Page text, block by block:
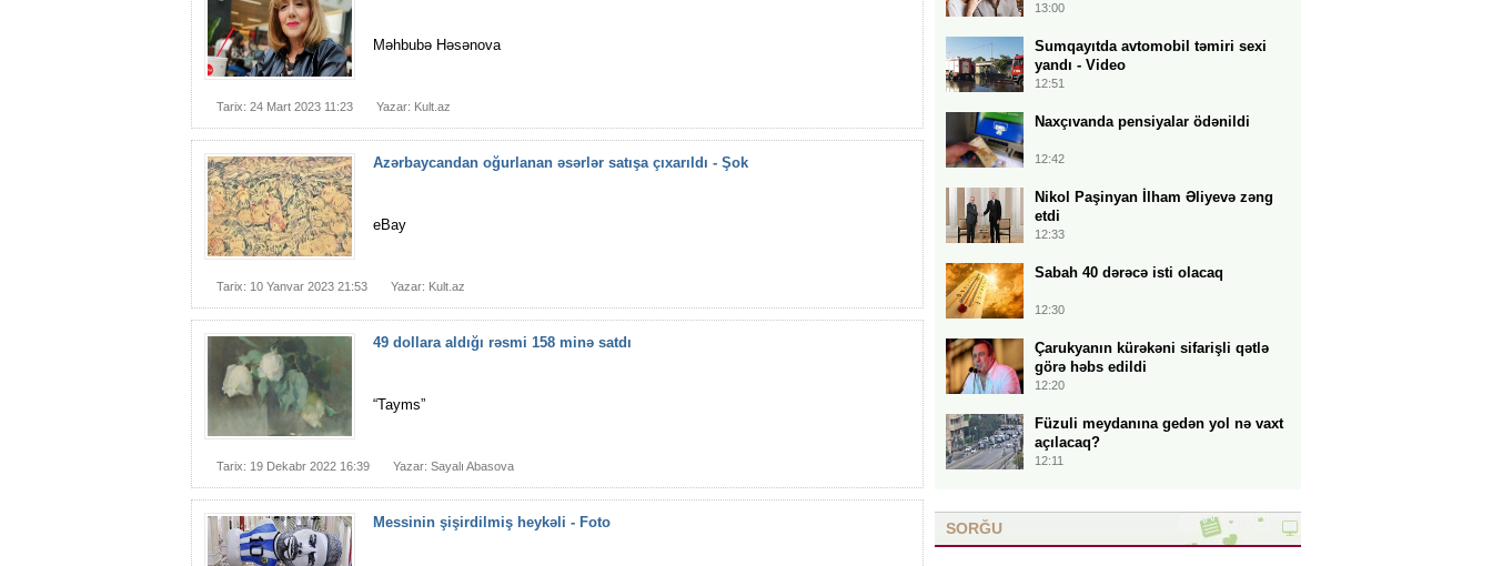
Məhbubə Həsənova
Tarix: 24 Mart 2023 11:23 Yazar: Kult.az
Azərbaycandan oğurlanan əsərlər satışa çıxarıldı - Şok
eBay
Tarix: 10 Yanvar 2023 21:53 Yazar: Kult.az
49 dollara aldığı rəsmi 158 minə satdı
“Tayms”
Tarix: 19 Dekabr 2022 16:39 Yazar: Sayalı Abasova
Messinin şişirdilmiş heykəli - Foto
13:00
Sumqayıtda avtomobil təmiri sexi
yandı - Video
12:51
Naxçıvanda pensiyalar ödənildi
12:42
Nikol Paşinyan İlham Əliyevə zəng
etdi
12:33
Sabah 40 dərəcə isti olacaq
12:30
Çarukyanın kürəkəni sifarişli qətlə
görə həbs edildi
12:20
Füzuli meydanına gedən yol nə vaxt
açılacaq?
12:11
SORĞU